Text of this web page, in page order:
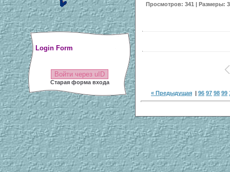
Login Form
Войти через uID
Старая форма входа
Просмотров: 341 | Размеры:
« Предыдущая | 96 97 98 99